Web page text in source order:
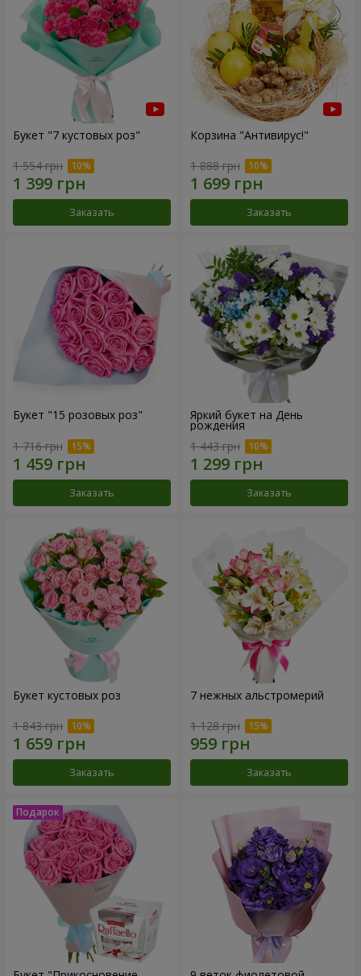
Букет "7 кустовых роз"
1 554 грн
Заказать
Корзина "Антивирус!"
1 888 грн
Заказать
Букет "15 розовых роз"
1 716 грн
Заказать
Яркий букет на День
рождения
1 443 грн
Заказать
Букет кустовых роз
1 843 грн
Заказать
7 нежных альстромерий
1 128 грн
Заказать